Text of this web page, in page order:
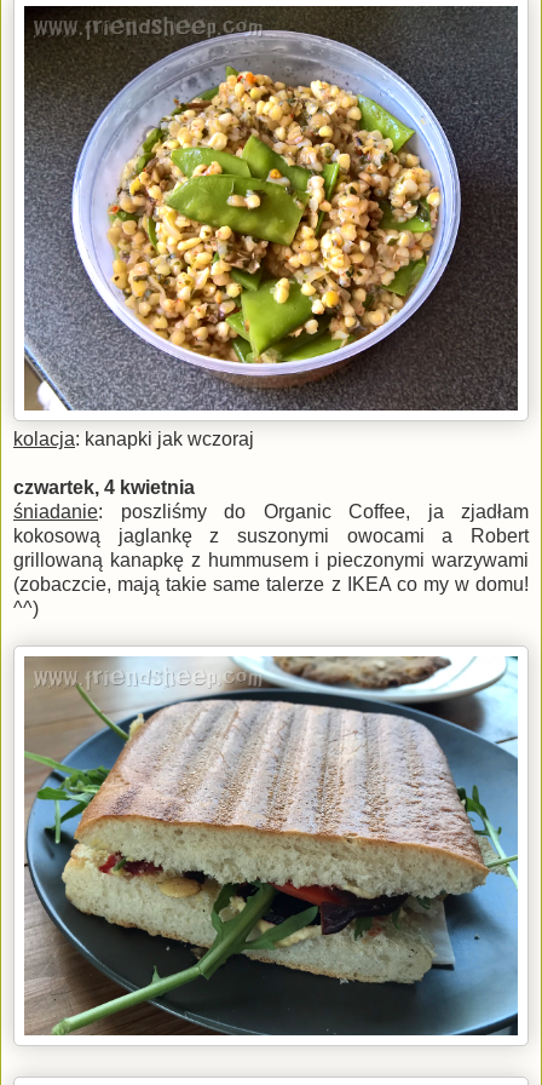
kolacja: kanapki jak wczoraj
czwartek, 4 kwietnia
śniadanie: poszliśmy do Organic Coffee, ja zjadłam
kokosową jaglankę z suszonymi owocami a Robert
grillowaną kanapkę z hummusem i pieczonymi warzywami
(zobaczcie, mają takie same talerze z IKEA co my w domu!
^^)